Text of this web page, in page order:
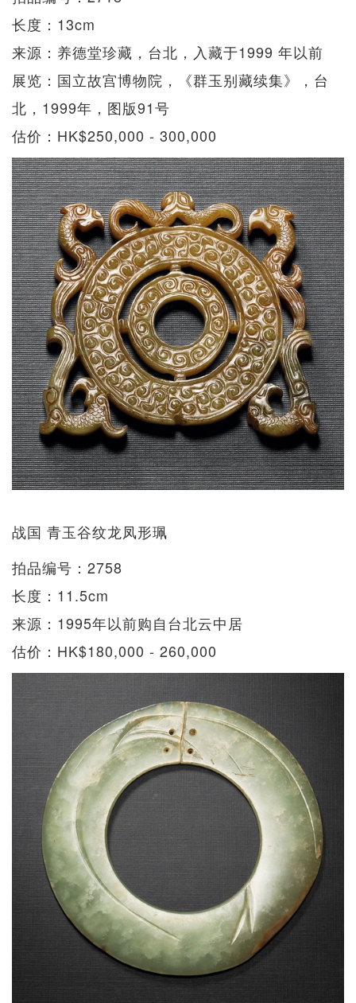
长度：13cm
来源：养德堂珍藏，台北，入藏于1999 年以前
展览：国立故宫博物院，《群玉别藏续集》，台
北，1999年，图版91号
估价：HK$250,000 - 300,000
战国 青玉谷纹龙凤形珮
拍品编号：2758
长度：11.5cm
来源：1995年以前购自台北云中居
估价：HK$180,000 - 260,000